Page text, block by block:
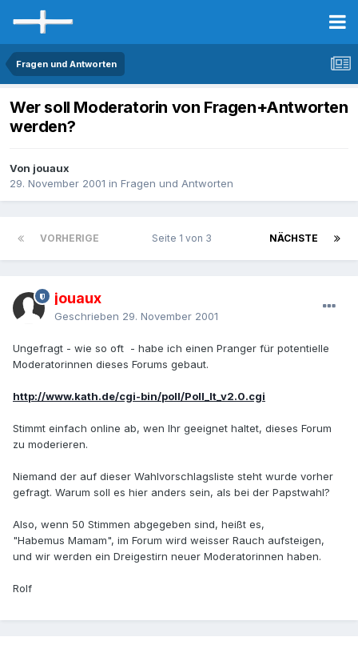
Fragen und Antworten
Wer soll Moderatorin von Fragen+Antworten
werden?
Von jouaux
29. November 2001 in Fragen und Antworten
VORHERIGE NÄCHSTE
Seite 1 von 3
jouaux
Geschrieben 29. November 2001
Ungefragt - wie so oft - habe ich einen Pranger für potentielle
Moderatorinnen dieses Forums gebaut.
http://www.kath.de/cgi-bin/poll/Poll_It_v2.0.cgi
Stimmt einfach online ab, wen Ihr geeignet haltet, dieses Forum
zu moderieren.
Niemand der auf dieser Wahlvorschlagsliste steht wurde vorher
gefragt. Warum soll es hier anders sein, als bei der Papstwahl?
Also, wenn 50 Stimmen abgegeben sind, heißt es,
"Habemus Mamam", im Forum wird weisser Rauch aufsteigen,
und wir werden ein Dreigestirn neuer Moderatorinnen haben.
Rolf